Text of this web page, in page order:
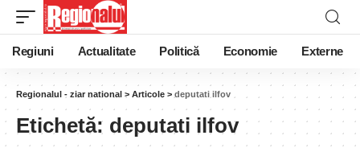
Regiuni Actualitate Politică Economie Externe
Regionalul - ziar national > Articole > deputati ilfov
Etichetă: deputati ilfov